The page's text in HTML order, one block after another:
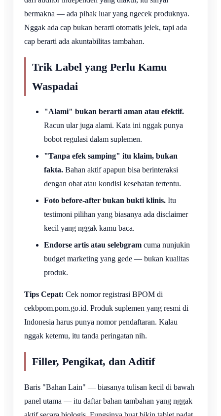
bermakna — ada pihak luar yang ngecek produknya.
Nggak ada cap bukan berarti otomatis jelek, tapi ada
cap berarti ada akuntabilitas tambahan.
Trik Label yang Perlu Kamu
Waspadai
"Alami" bukan berarti aman atau efektif.
Racun ular juga alami. Kata ini nggak punya
bobot regulasi dalam suplemen.
"Tanpa efek samping" itu klaim, bukan
fakta. Bahan aktif apapun bisa berinteraksi
dengan obat atau kondisi kesehatan tertentu.
Foto before-after bukan bukti klinis. Itu
testimoni pilihan yang biasanya ada disclaimer
kecil yang nggak kamu baca.
Endorse artis atau selebgram cuma nunjukin
budget marketing yang gede — bukan kualitas
produk.
Tips Cepat: Cek nomor registrasi BPOM di
cekbpom.pom.go.id. Produk suplemen yang resmi di
Indonesia harus punya nomor pendaftaran. Kalau
nggak ketemu, itu tanda peringatan nih.
Filler, Pengikat, dan Aditif
Baris "Bahan Lain" — biasanya tulisan kecil di bawah
panel utama — itu daftar bahan tambahan yang nggak